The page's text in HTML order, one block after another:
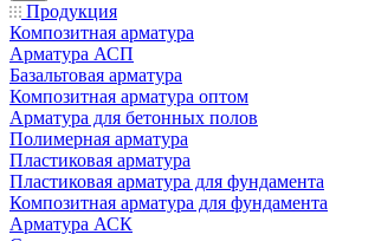
Продукция
Композитная арматура
Арматура АСП
Базальтовая арматура
Композитная арматура оптом
Арматура для бетонных полов
Полимерная арматура
Пластиковая арматура
Пластиковая арматура для фундамента
Композитная арматура для фундамента
Арматура АСК